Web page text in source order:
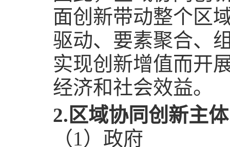
面创新带动整个区
驱动、要素聚合、
实现创新增值而开
经济和社会效益。
2. 区域协同创新主体
（1）政府